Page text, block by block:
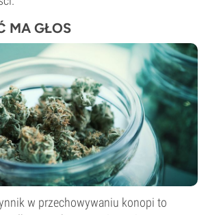
MA GŁOS
w przechowywaniu konopi to